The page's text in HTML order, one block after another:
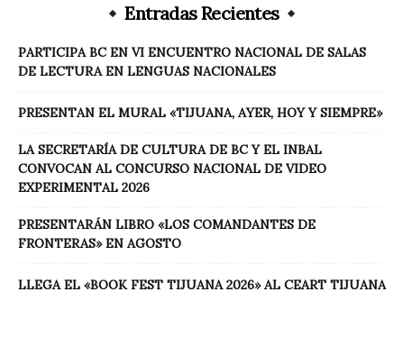
Entradas Recientes
PARTICIPA BC EN VI ENCUENTRO NACIONAL DE SALAS
DE LECTURA EN LENGUAS NACIONALES
PRESENTAN EL MURAL «TIJUANA, AYER, HOY Y SIEMPRE»
LA SECRETARÍA DE CULTURA DE BC Y EL INBAL
CONVOCAN AL CONCURSO NACIONAL DE VIDEO
EXPERIMENTAL 2026
PRESENTARÁN LIBRO «LOS COMANDANTES DE
FRONTERAS» EN AGOSTO
LLEGA EL «BOOK FEST TIJUANA 2026» AL CEART TIJUANA